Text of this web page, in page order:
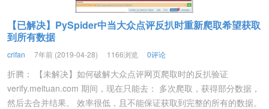
【已解决】PySpider中当大众点评反扒时重新爬取希望获取
到所有数据
crifan 7年前 (2019-04-28) 1166浏览 0评论
折腾： 【未解决】如何破解大众点评网页爬取时的反扒验证
verify.meituan.com 期间，现在只能去： 多次爬取，获得部分数据，
然后去合并结果。 效率很低，且不能保证获取到完整的所有的数据。